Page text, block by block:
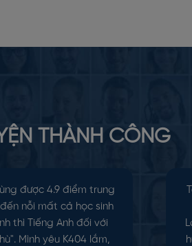
THÀNH CÔNG
được 4.9 điểm trung
nỗi mất cả học sinh
thì Tiếng Anh đối với
Mình yêu K404 lắm,